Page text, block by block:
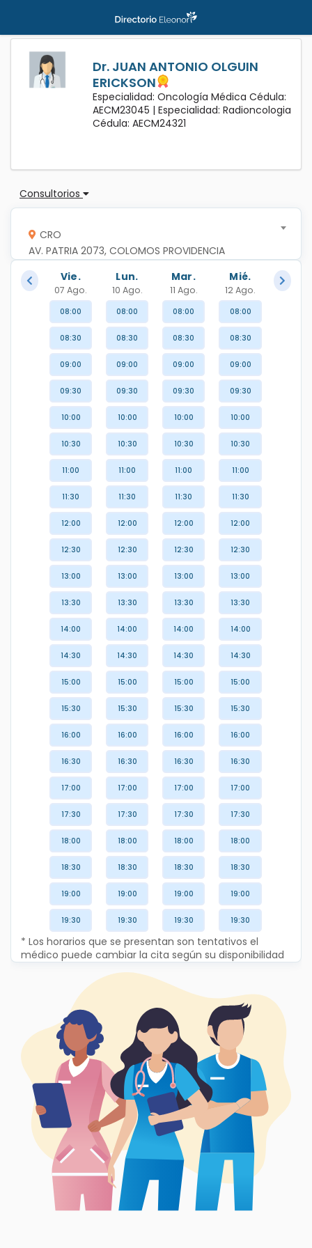
Dr. JUAN ANTONIO OLGUIN
ERICKSON
Especialidad: Oncología Médica Cédula:
AECM23045 | Especialidad: Radioncologia
Cédula: AECM24321
Consultorios
CRO
AV. PATRIA 2073, COLOMOS PROVIDENCIA
Vie.
07 Ago.
Lun.
10 Ago.
Mar.
11 Ago.
Mié.
12 Ago.
08:00
08:30
09:00
09:30
10:00
10:30
11:00
11:30
12:00
12:30
13:00
13:30
14:00
14:30
15:00
15:30
16:00
16:30
17:00
17:30
18:00
18:30
19:00
19:30
08:00
08:30
09:00
09:30
10:00
10:30
11:00
11:30
12:00
12:30
13:00
13:30
14:00
14:30
15:00
15:30
16:00
16:30
17:00
17:30
18:00
18:30
19:00
19:30
08:00
08:30
09:00
09:30
10:00
10:30
11:00
11:30
12:00
12:30
13:00
13:30
14:00
14:30
15:00
15:30
16:00
16:30
17:00
17:30
18:00
18:30
19:00
19:30
08:00
08:30
09:00
09:30
10:00
10:30
11:00
11:30
12:00
12:30
13:00
13:30
14:00
14:30
15:00
15:30
16:00
16:30
17:00
17:30
18:00
18:30
19:00
19:30
* Los horarios que se presentan son tentativos el
médico puede cambiar la cita según su disponibilidad